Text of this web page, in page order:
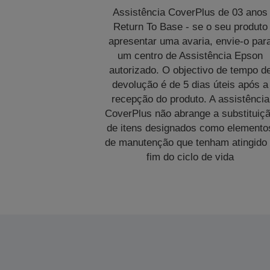
Assistência CoverPlus de 03 anos
Return To Base - se o seu produto
apresentar uma avaria, envie-o
um centro de Assistência Epson
autorizado. O objectivo de tempo
devolução é de 5 dias úteis após a
recepção do produto. A assistência
CoverPlus não abrange a
de itens designados como
de manutenção que tenham atingido
fim do ciclo de vida